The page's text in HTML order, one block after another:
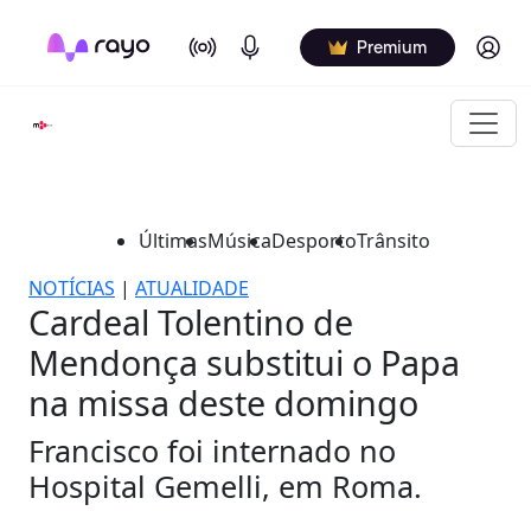
On Air Podcasts Premium Log in
ÚltimasMúsicaDesportoTrânsito
NOTÍCIAS | ATUALIDADE
Cardeal Tolentino de
Mendonça substitui o Papa
na missa deste domingo
Francisco foi internado no
Hospital Gemelli, em Roma.